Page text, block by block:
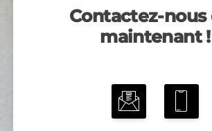
Contactez-nous
maintenant !